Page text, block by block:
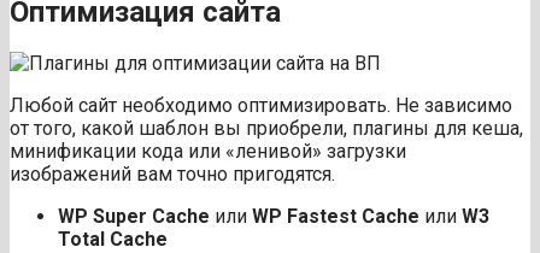
Оптимизация сайта
Любой сайт необходимо оптимизировать. Не зависимо
от того, какой шаблон вы приобрели, плагины для кеша,
минификации кода или «ленивой» загрузки
изображений вам точно пригодятся.
WP Super Cache или WP Fastest Cache или W3
Total Cache